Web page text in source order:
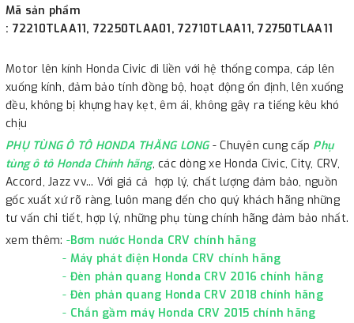
Mã sản phẩm
: 72210TLAA11, 72250TLAA01, 72710TLAA11, 72750TLAA11
Motor lên kính Honda Civic đi liền với hệ thống compa, cáp lên
xuống kính, đảm bảo tính đồng bộ, hoạt động ổn định, lên xuống
đều, không bị khựng hay kẹt, êm ái, không gây ra tiếng kêu khó
chịu
PHỤ TÙNG Ô TÔ HONDA THĂNG LONG- Chuyên cung cấp Phụ
tùng ô tô Honda Chính hãng, các dòng xe Honda Civic, City, CRV,
Accord, Jazz vv... Với giá cả hợp lý, chất lượng đảm bảo, nguồn
gốc xuất xứ rõ ràng, luôn mang đến cho quý khách hãng những
tư vấn chi tiết, hợp lý, những phụ tùng chính hãng đảm bảo nhất.
xem thêm: -Bơm nước Honda CRV chính hãng
- Máy phát điện Honda CRV chính hãng
- Đèn phản quang Honda CRV 2016 chính hãng
- Đèn phản quang Honda CRV 2018 chính hãng
- Chắn gầm máy Honda CRV 2015 chính hãng